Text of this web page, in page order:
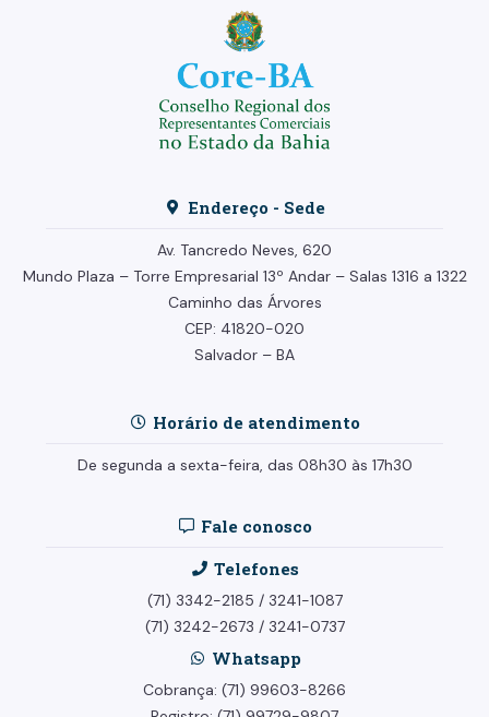
Endereço - Sede
Av. Tancredo Neves, 620
Mundo Plaza – Torre Empresarial 13º Andar – Salas 1316 a 1322
Caminho das Árvores
CEP: 41820-020
Salvador – BA
Horário de atendimento
De segunda a sexta-feira, das 08h30 às 17h30
Fale conosco
Telefones
(71) 3342-2185 / 3241-1087
(71) 3242-2673 / 3241-0737
Whatsapp
Cobrança: (71) 99603-8266